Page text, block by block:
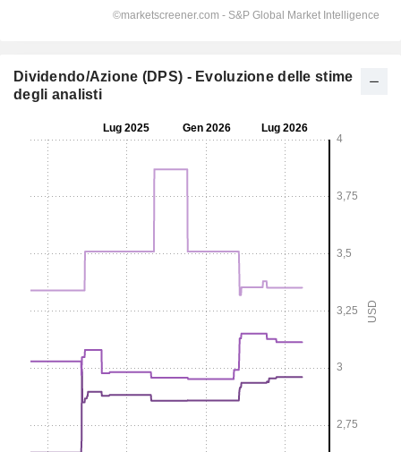
Dividendo/Azione (DPS) - Evoluzione delle stime
degli analisti